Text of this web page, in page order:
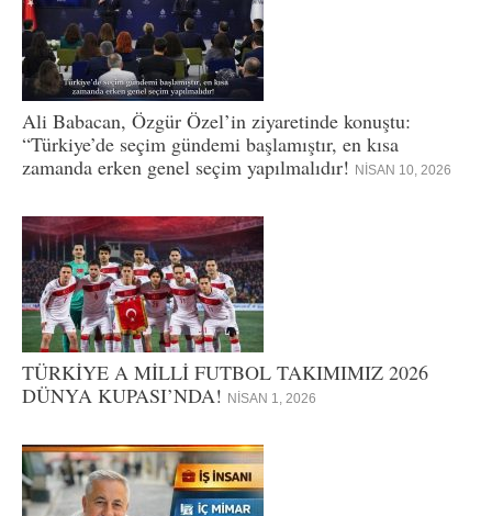
Ali Babacan, Özgür Özel’in ziyaretinde konuştu:
“Türkiye’de seçim gündemi başlamıştır, en kısa
zamanda erken genel seçim yapılmalıdır! NISAN 10, 2026
TÜRKİYE A MİLLİ FUTBOL TAKIMIMIZ 2026
DÜNYA KUPASI’NDA! NISAN 1, 2026